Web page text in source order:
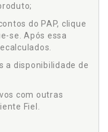
do PAP, clique
se. Após essa
a disponibilidade de
com outras
Fiel.